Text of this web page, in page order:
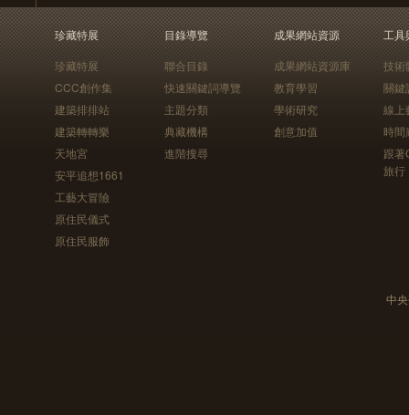
珍藏特展
珍藏特展
CCC創作集
建築排排站
建築轉轉樂
天地宮
安平追想1661
工藝大冒險
原住民儀式
原住民服飾
目錄導覽
聯合目錄
快速關鍵詞導覽
主題分類
典藏機構
進階搜尋
成果網站資源
成果網站資源庫
教育學習
學術研究
創意加值
工具
技術
關鍵
線上
時間
跟
旅行
中